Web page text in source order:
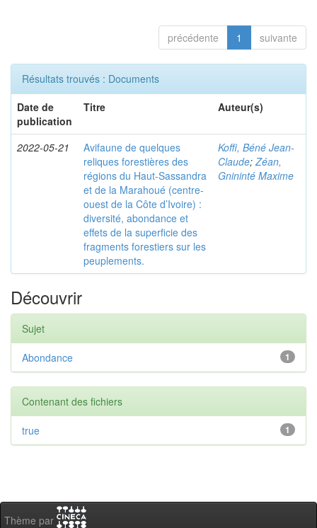
précédente 1 suivante
Résultats trouvés : Documents
Date de
publication
Titre Auteur(s)
2022-05-21
Avifaune de quelques
reliques forestières des
régions du Haut-Sassandra
et de la Marahoué (centre-
ouest de la Côte d’Ivoire) :
diversité, abondance et
effets de la superficie des
fragments forestiers sur les
peuplements.
Koffi, Béné Jean-
Claude; Zéan,
Gnininté Maxime
Découvrir
Sujet
1
Abondance
Contenant des fichiers
1
true
Thème par